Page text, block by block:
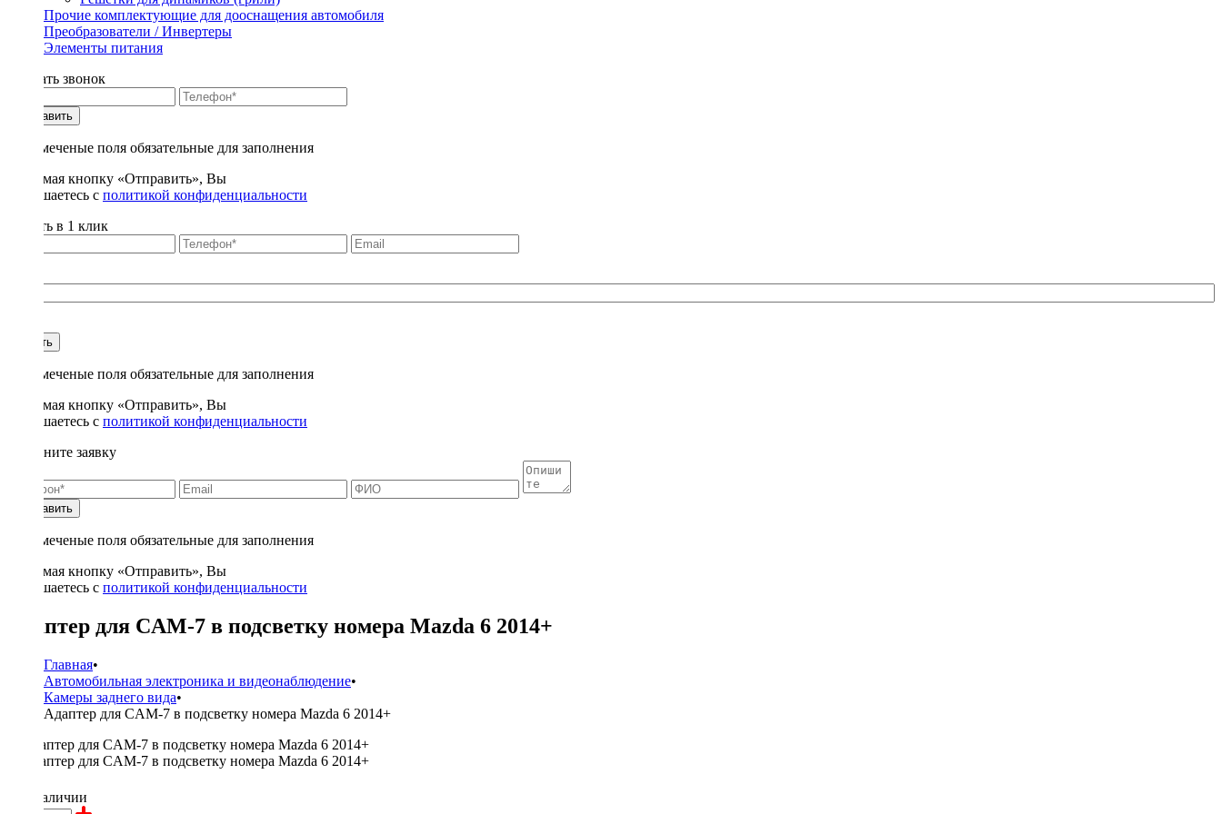
Прочие комплектующие для дооснащения автомобиля
Преобразователи / Инвертеры
Элементы питания
Заказать звонок
Отправить
* - отмеченые поля обязательные для заполнения
Нажимая кнопку «Отправить», Вы
соглашаетесь с политикой конфиденциальности
Купить в 1 клик
Купить
* - отмеченые поля обязательные для заполнения
Нажимая кнопку «Отправить», Вы
соглашаетесь с политикой конфиденциальности
Заполните заявку
Отправить
* - отмеченые поля обязательные для заполнения
Нажимая кнопку «Отправить», Вы
соглашаетесь с политикой конфиденциальности
Адаптер для CAM-7 в подсветку номера Mazda 6 2014+
Главная•
Автомобильная электроника и видеонаблюдение•
Камеры заднего вида•
Адаптер для CAM-7 в подсветку номера Mazda 6 2014+
в наличии